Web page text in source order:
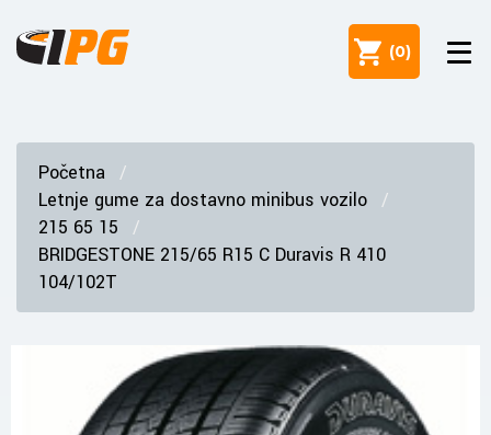
(0)
Početna
Letnje gume za dostavno minibus vozilo
215 65 15
BRIDGESTONE 215/65 R15 C Duravis R 410
104/102T